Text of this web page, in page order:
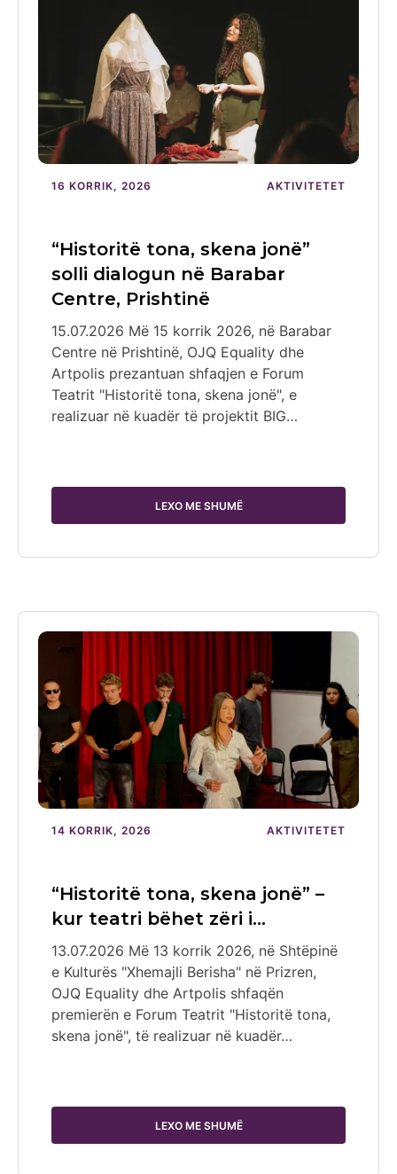
16 KORRIK, 2026 AKTIVITETET
“Historitë tona, skena jonë”
solli dialogun në Barabar
Centre, Prishtinë
15.07.2026 Më 15 korrik 2026, në Barabar
Centre në Prishtinë, OJQ Equality dhe
Artpolis prezantuan shfaqjen e Forum
Teatrit "Historitë tona, skena jonë", e
realizuar në kuadër të projektit BIG…
LEXO ME SHUMË
14 KORRIK, 2026 AKTIVITETET
“Historitë tona, skena jonë” –
kur teatri bëhet zëri i…
13.07.2026 Më 13 korrik 2026, në Shtëpinë
e Kulturës "Xhemajli Berisha" në Prizren,
OJQ Equality dhe Artpolis shfaqën
premierën e Forum Teatrit "Historitë tona,
skena jonë", të realizuar në kuadër…
LEXO ME SHUMË